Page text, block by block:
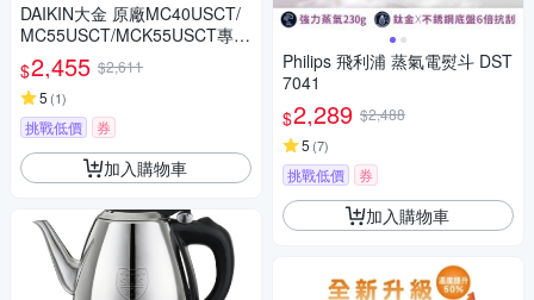
DAIKIN大金 原廠MC40USCT/
MC55USCT/MCK55USCT專用
靜電HEPA集塵濾網 BAFP500A
$2,455 $2,611
5 (1)
挑戰低價 券
加入購物車
Philips 飛利浦 蒸氣電熨斗 DST
7041
$2,289 $2,488
5 (7)
挑戰低價 券
加入購物車